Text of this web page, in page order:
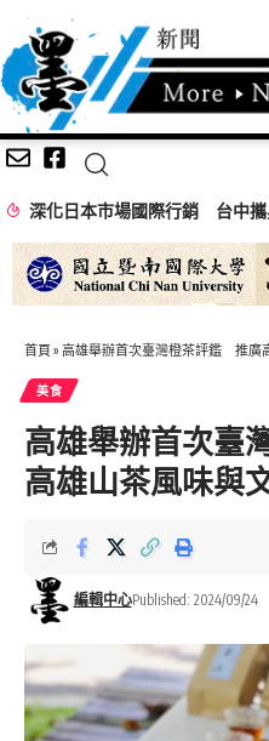
深化日本市場國際行銷 台中攜星宇航空邀KOL踩線推廣中台灣觀光
首頁 » 高雄舉辦首次臺灣橙茶評鑑 推廣
美食
高雄舉辦首次
高雄山茶風味與
編輯中心Published: 2024/09/24